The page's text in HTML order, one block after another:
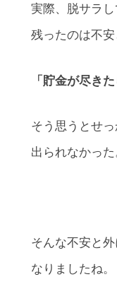
実際、脱サラ
残ったのは不安
「貯金が尽き
そう思うとせ
出られなかった
そんな不安と
なりましたね。